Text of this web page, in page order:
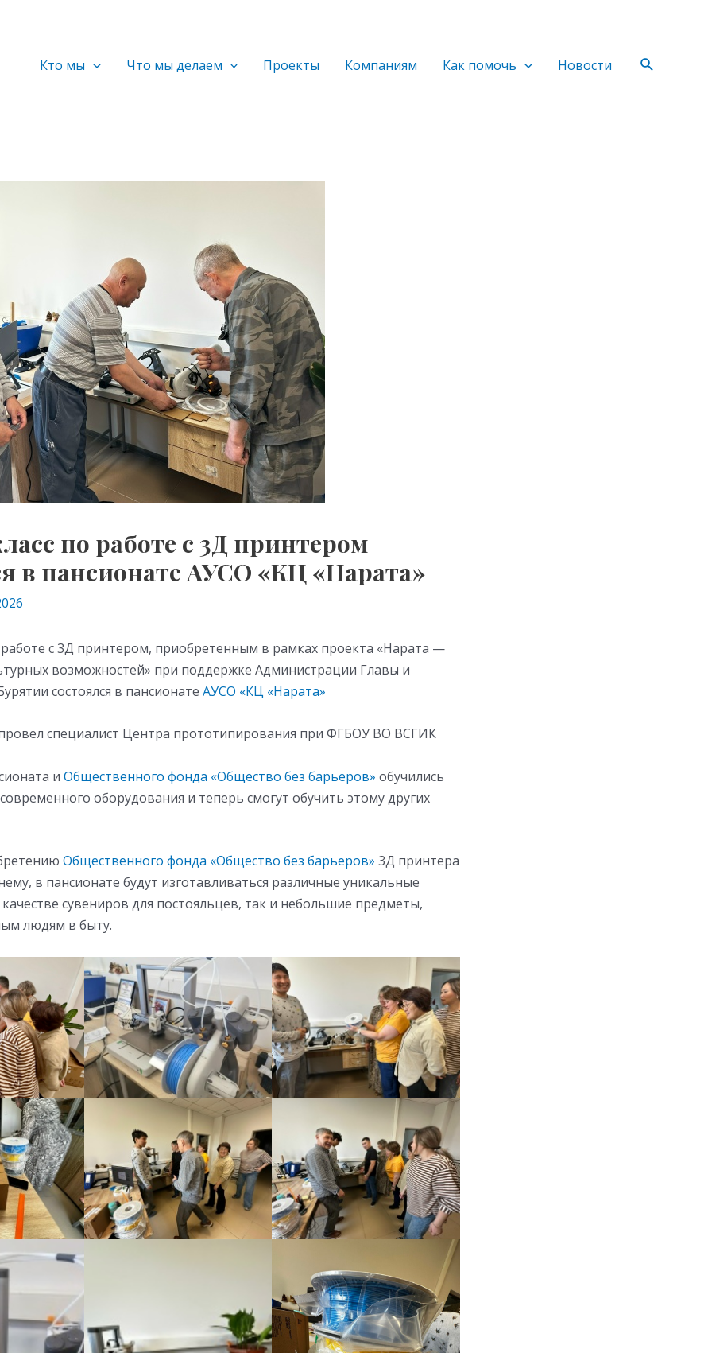
Кто мы Что мы делаем Проекты Компаниям Как помочь Новости Поиск
по работе с 3Д принтером
в пансионате АУСО «КЦ «Нарата»
работе с 3Д принтером, приобретенным в рамках проекта «Нарата —
возможностей» при поддержке Администрации Главы и
состоялся в пансионате АУСО «КЦ «Нарата»
специалист Центра прототипирования при ФГБОУ ВО ВСГИК
и Общественного фонда «Общество без барьеров» обучились
оборудования и теперь смогут обучить этому других
Общественного фонда «Общество без барьеров» 3Д принтера
в пансионате будут изготавливаться различные уникальные
сувениров для постояльцев, так и небольшие предметы,
людям в быту.